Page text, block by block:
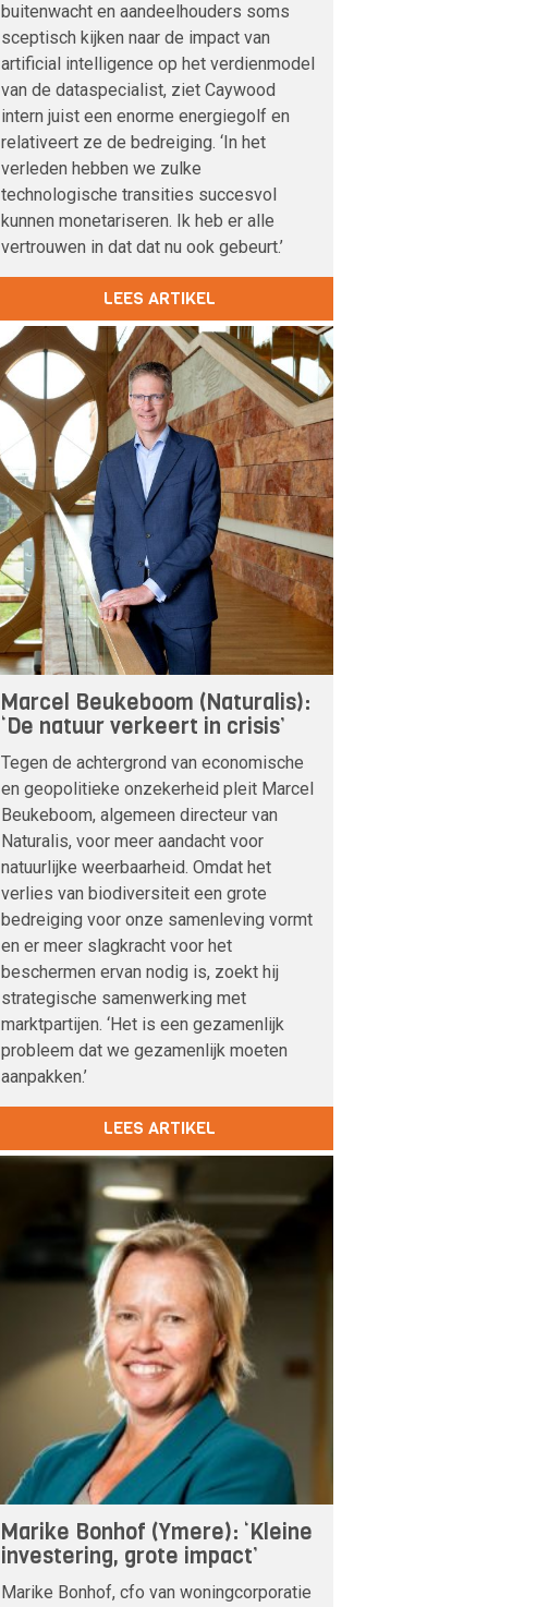
buitenwacht en aandeelhouders soms
sceptisch kijken naar de impact van
artificial intelligence op het verdienmodel
van de dataspecialist, ziet Caywood
intern juist een enorme energiegolf en
relativeert ze de bedreiging. ‘In het
verleden hebben we zulke
technologische transities succesvol
kunnen monetariseren. Ik heb er alle
vertrouwen in dat dat nu ook gebeurt.’
LEES ARTIKEL
Marcel Beukeboom (Naturalis):
‘De natuur verkeert in crisis’
Tegen de achtergrond van economische
en geopolitieke onzekerheid pleit Marcel
Beukeboom, algemeen directeur van
Naturalis, voor meer aandacht voor
natuurlijke weerbaarheid. Omdat het
verlies van biodiversiteit een grote
bedreiging voor onze samenleving vormt
en er meer slagkracht voor het
beschermen ervan nodig is, zoekt hij
strategische samenwerking met
marktpartijen. ‘Het is een gezamenlijk
probleem dat we gezamenlijk moeten
aanpakken.’
LEES ARTIKEL
Marike Bonhof (Ymere): ‘Kleine
investering, grote impact’
Marike Bonhof, cfo van woningcorporatie